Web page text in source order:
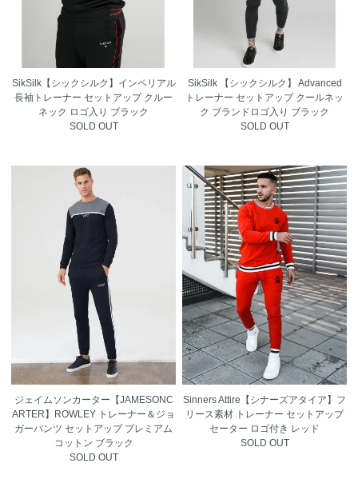
SikSilk【シックシルク】インペリアル
長袖トレーナー セットアップ クルー
ネック ロゴ入り ブラック
SOLD OUT
SikSilk 【シックシルク】 Advanced
トレーナー セットアップ クールネッ
ク ブランドロゴ入り ブラック
SOLD OUT
ジェイムソンカーター【JAMESONC
ARTER】ROWLEY トレーナー＆ジョ
ガーパンツ セットアップ プレミアム
コットン ブラック
SOLD OUT
Sinners Attire【シナーズアタイア】フ
リース素材 トレーナー セットアップ
セーター ロゴ付き レッド
SOLD OUT